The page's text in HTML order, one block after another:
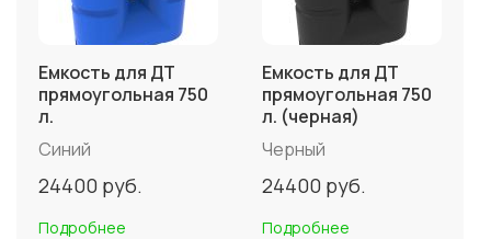
Емкость для ДТ
прямоугольная 750
л.
Синий
24400 руб.
Подробнее
Емкость для ДТ
прямоугольная 750
л. (черная)
Черный
24400 руб.
Подробнее